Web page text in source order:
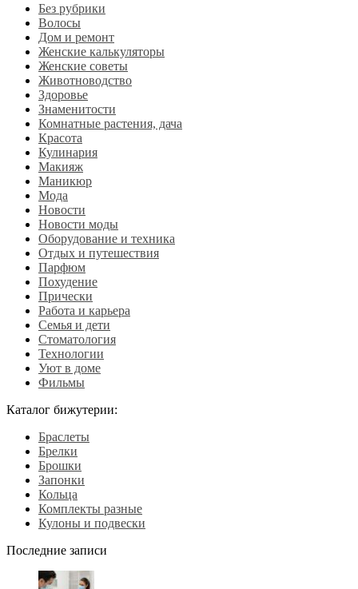
Без рубрики
Волосы
Дом и ремонт
Женские калькуляторы
Женские советы
Животноводство
Здоровье
Знаменитости
Комнатные растения, дача
Красота
Кулинария
Макияж
Маникюр
Мода
Новости
Новости моды
Оборудование и техника
Отдых и путешествия
Парфюм
Похудение
Прически
Работа и карьера
Семья и дети
Стоматология
Технологии
Уют в доме
Фильмы
Каталог бижутерии:
Браслеты
Брелки
Брошки
Запонки
Кольца
Комплекты разные
Кулоны и подвески
Последние записи